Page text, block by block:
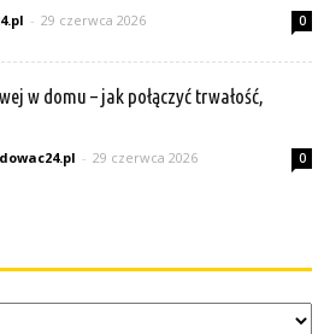
- 29 czerwca 2026 0
w domu – jak połączyć trwałość,
- 29 czerwca 2026 0